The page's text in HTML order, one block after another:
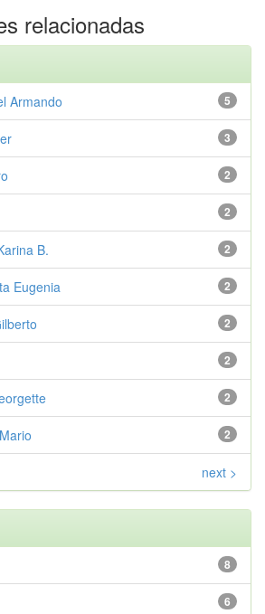
relacionadas
5
Armando
3
2
2
2
B.
2
Eugenia
2
2
2
2
next >
8
6